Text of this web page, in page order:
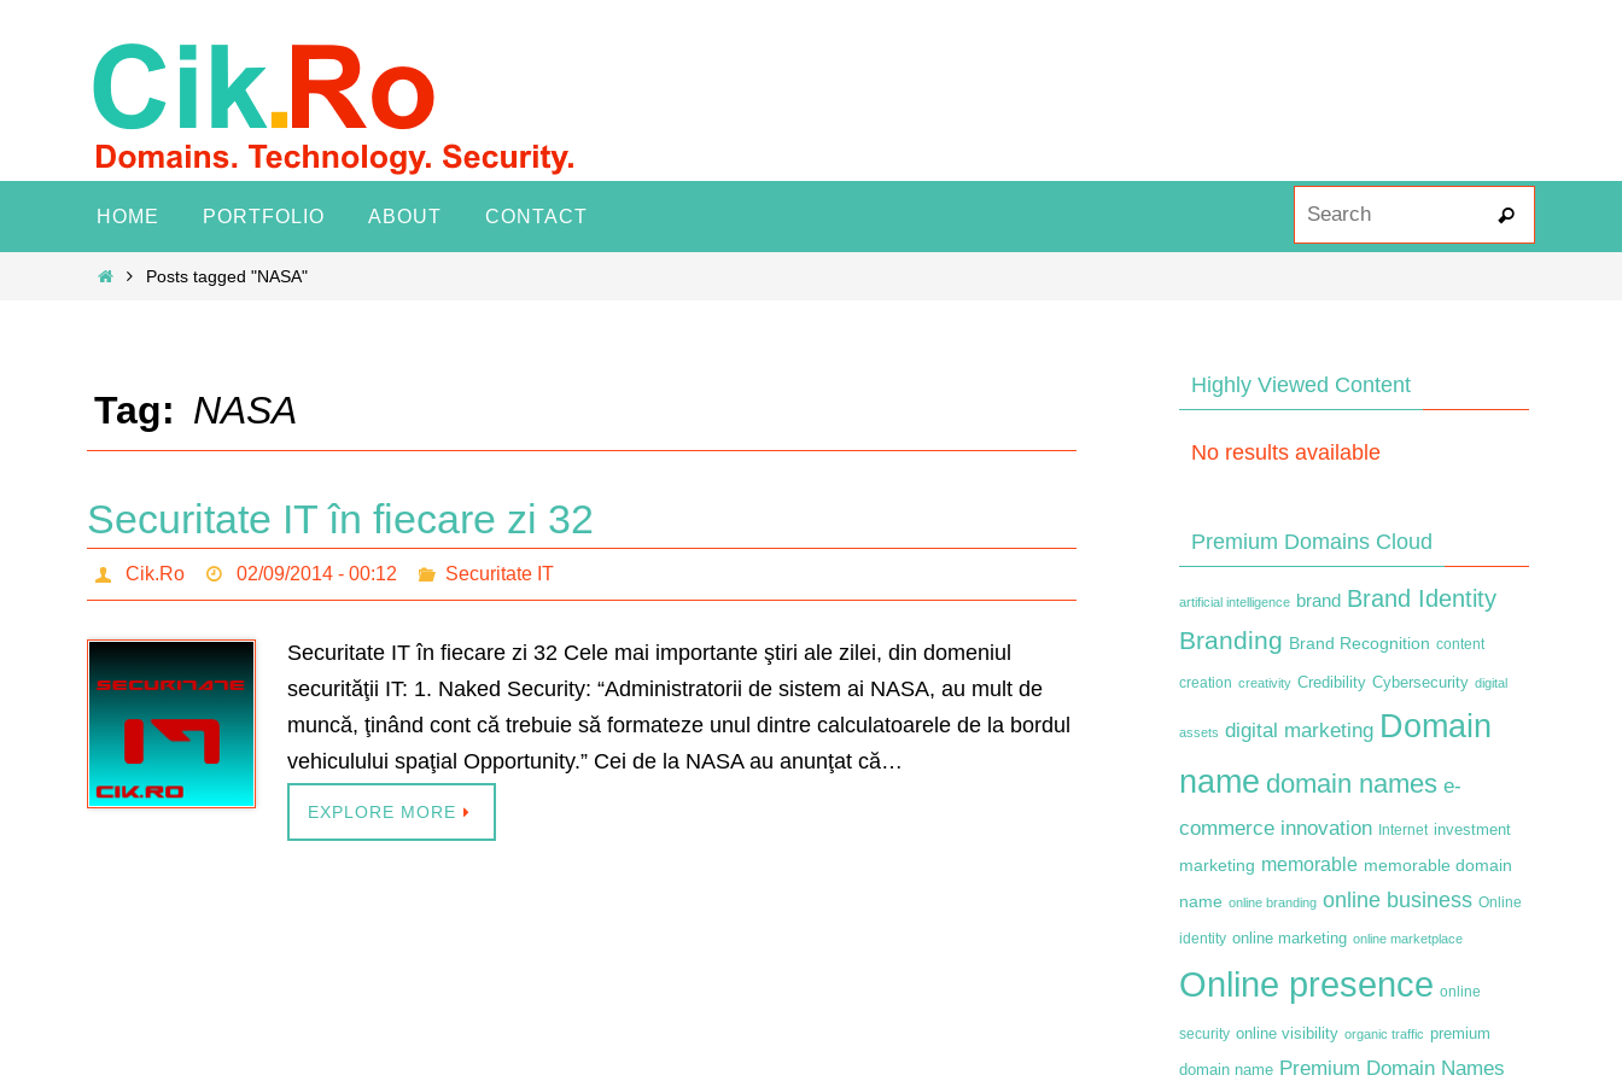
content
HOME PORTFOLIO ABOUT CONTACT Search
HomePosts tagged "NASA"
Tag: NASA
Securitate IT în fiecare zi 32
Cik.Ro 02/09/2014 - 00:12 Securitate IT
Securitate IT în fiecare zi 32 Cele mai importante ştiri ale zilei, din domeniul
securităţii IT: 1. Naked Security: “Administratorii de sistem ai NASA, au mult de
muncă, ţinând cont că trebuie să formateze unul dintre calculatoarele de la bordul
vehiculului spaţial Opportunity.” Cei de la NASA au anunţat că…
EXPLORE MORE
Highly Viewed Content
No results available
Premium Domains Cloud
artificial intelligence brand Brand Identity
Branding Brand Recognition content
creation creativity Credibility Cybersecurity digital
assets digital marketing Domain
name domain names e-
commerce innovation Internet investment
marketing memorable memorable domain
name online branding online business Online
identity online marketing online marketplace
Online presence online
security online visibility organic traffic premium
domain name Premium Domain Names